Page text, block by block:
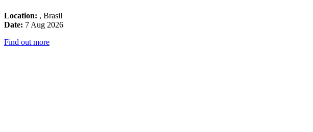
Location: , Brasil
Date: 7 Aug 2026
Find out more